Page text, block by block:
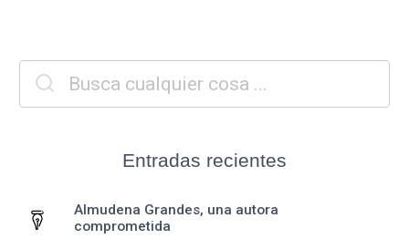
Entradas recientes
Almudena Grandes, una autora
comprometida